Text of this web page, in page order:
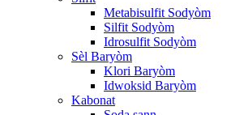
Metabisulfit Sodyòm
Silfit Sodyòm
Idrosulfit Sodyòm
Sèl Baryòm
Klori Baryòm
Idwoksid Baryòm
Kabonat